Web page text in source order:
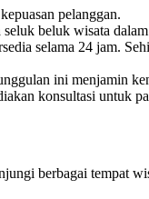
pelanggan.
beluk wisata
selama 24 jam.
ini menjamin
konsultasi untuk
berbagai tempat